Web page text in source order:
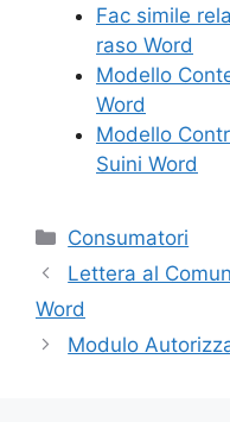
Fac simile
raso​ Word
Modello
Word
Modello
Suini Word
Categorie
Consumatori
Lettera al
Word
Modulo